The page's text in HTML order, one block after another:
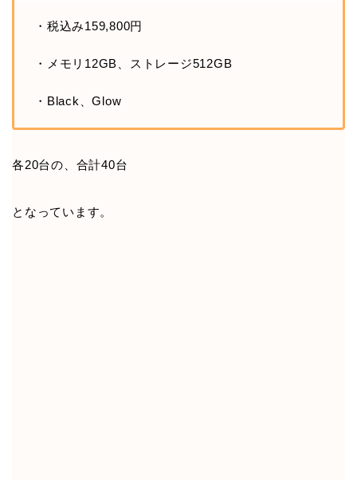
・税込み159,800円
・メモリ12GB、ストレージ512GB
・Black、Glow
各20台の、合計40台
となっています。